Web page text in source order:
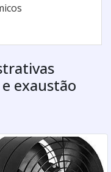
exaustão